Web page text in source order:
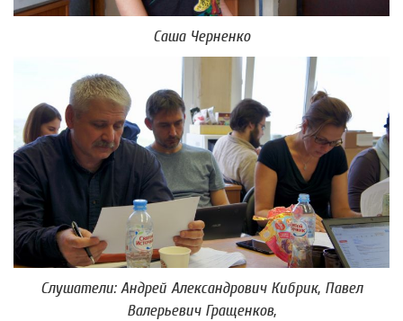
Саша Черненко
Слушатели: Андрей Александрович Кибрик, Павел
Валерьевич Гращенков,